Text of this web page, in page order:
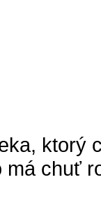
ktorý
má chuť